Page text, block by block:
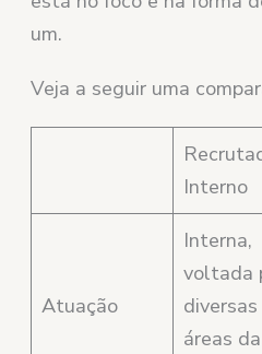
um.
Veja a seguir uma
Interno
Atuação
Interna,
voltada
diversas
áreas da